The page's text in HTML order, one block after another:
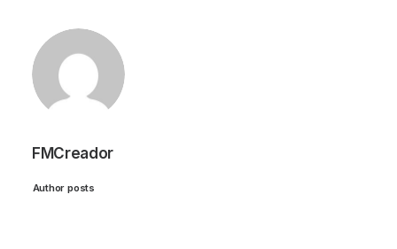
FMCreador
Author posts